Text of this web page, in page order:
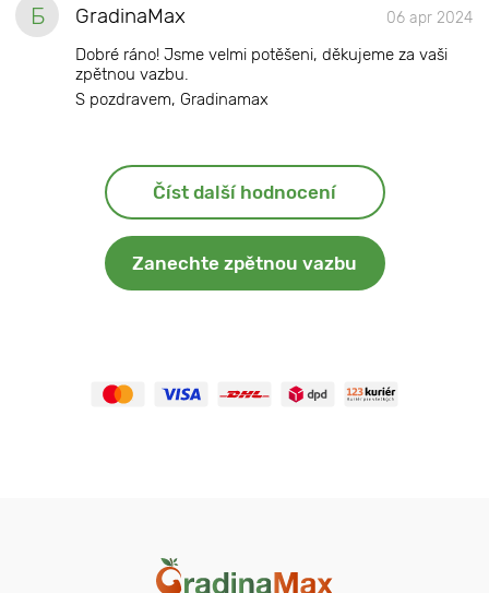
Б GradinaMax 06 apr 2024
Dobré ráno! Jsme velmi potěšeni, děkujeme za vaši
zpětnou vazbu.
S pozdravem, Gradinamax
Číst další hodnocení
Zanechte zpětnou vazbu